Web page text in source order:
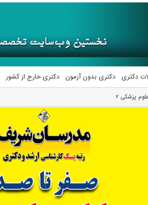
دکتری دکتری بدون آزمون دکتری خارج از کشور